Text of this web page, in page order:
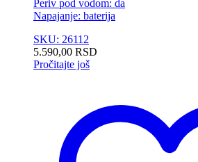
Periv pod vodom: da
Napajanje: baterija
SKU: 26112
5.590,00 RSD
Pročitajte još